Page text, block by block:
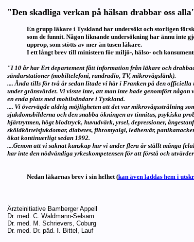
"Den skadliga verkan på hälsan drabbar oss
En grupp läkare i Tyskland har undersökt och storligen
som de funnit. Någon liknande undersökning har ännu inte
upprop, som stötts av mer än tusen läkare.
I ett långt brev till ministern för miljö-, hälso- och
"I 10 år har Ert departement fått information från läkare och
sändarstationer (mobiltelefoni, rundradio, TV, mikrovågslänk).
.... Ända tills för två år sedan litade vi här i Franken på den
under gränsvärdet. Vi visste inte, att man inte hade genomfört
en enda plats med mobilsändare i Tyskland.
.... Vi övervägde aldrig möjligheten att det var mikrovågsstrålning
sjukdomsbilderna och den snabba ökningen av tinnitus, psykiska
hjärtrytmen, högt blodtryck, huvudvärk, yrsel, depressioner,
sköldkörtelsjukdomar, diabetes, fibromyalgi, ledbesvär,
ökat kontinuerligt sedan 1992.
....Genom att vi saknat kunskap har vi under flera år ställt många
har inte den nödvändiga yrkeskompetensen för att förstå och
Nedan läkarnas brev i sin helhet (kan även laddas hem i
Ärzteinitiative Bamberger Appell
Dr. med. C. Waldmann-Selsam
Dr. med. M. Schrievers, Coburg
Dr. med. Dr. päd. I. Bittel, Lauf